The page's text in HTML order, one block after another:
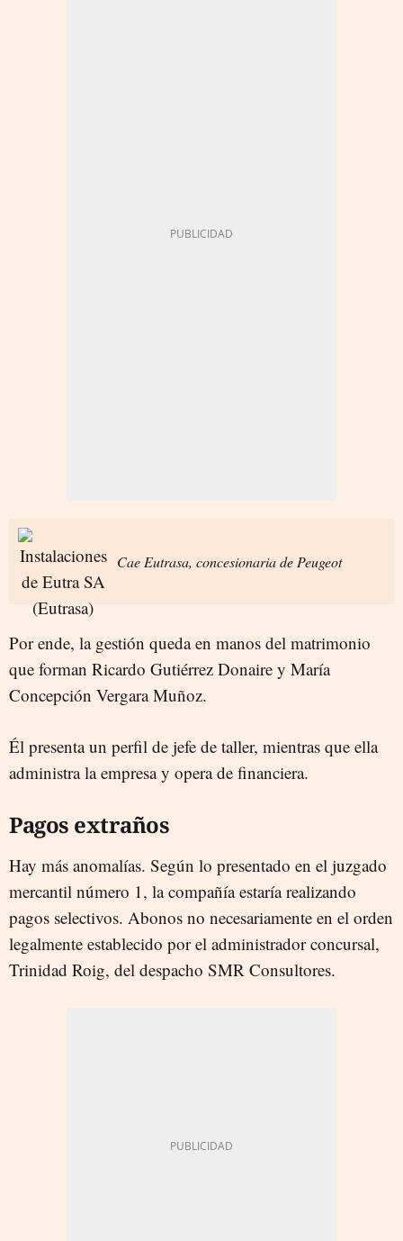
Cae Eutrasa, concesionaria de Peugeot
Por ende, la gestión queda en manos del matrimonio
que forman Ricardo Gutiérrez Donaire y María
Concepción Vergara Muñoz.
Él presenta un perfil de jefe de taller, mientras que ella
administra la empresa y opera de financiera.
Pagos extraños
Hay más anomalías. Según lo presentado en el juzgado
mercantil número 1, la compañía estaría realizando
pagos selectivos. Abonos no necesariamente en el orden
legalmente establecido por el administrador concursal,
Trinidad Roig, del despacho SMR Consultores.